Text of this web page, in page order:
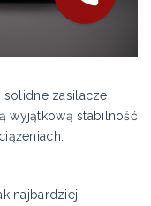
solidne zasilacze
wyjątkową stabilność
najbardziej